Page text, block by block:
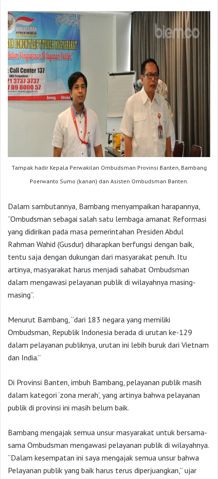
Tampak hadir Kepala Perwakilan Ombudsman Provinsi Banten, Bambang
Poerwanto Sumo (kanan) dan Asisten Ombudsman Banten.
Dalam sambutannya, Bambang menyampaikan harapannya,
“Ombudsman sebagai salah satu lembaga amanat Reformasi
yang didirikan pada masa pemerintahan Presiden Abdul
Rahman Wahid (Gusdur) diharapkan berfungsi dengan baik,
tentu saja dengan dukungan dari masyarakat penuh. Itu
artinya, masyarakat harus menjadi sahabat Ombudsman
dalam mengawasi pelayanan publik di wilayahnya masing-
masing”.
Menurut Bambang, “dari 183 negara yang memiliki
Ombudsman, Republik Indonesia berada di urutan ke-129
dalam pelayanan publiknya, urutan ini lebih buruk dari Vietnam
dan India.”
Di Provinsi Banten, imbuh Bambang, pelayanan publik masih
dalam kategori ‘zona merah’, yang artinya bahwa pelayanan
publik di provinsi ini masih belum baik.
Bambang mengajak semua unsur masyarakat untuk bersama-
sama Ombudsman mengawasi pelayanan publik di wilayahnya.
“Dalam kesempatan ini saya mengajak semua unsur bahwa
Pelayanan publik yang baik harus terus diperjuangkan,” ujar